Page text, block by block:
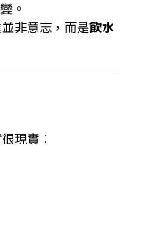
。
非意志，而是飲水
現實：